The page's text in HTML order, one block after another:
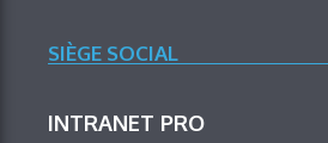
SIÈGE SOCIAL
INTRANET PRO